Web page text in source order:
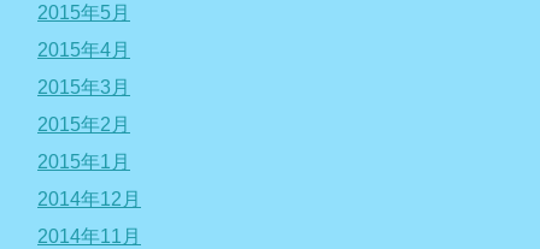
2015年5月
2015年4月
2015年3月
2015年2月
2015年1月
2014年12月
2014年11月